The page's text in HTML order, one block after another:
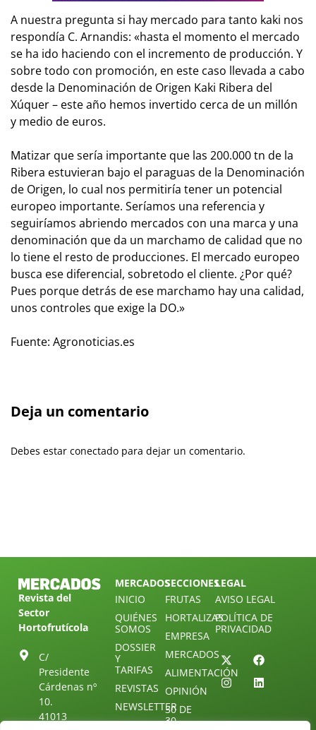
A nuestra pregunta si hay mercado para tanto kaki nos
respondía C. Arnandis: «hasta el momento el mercado
se ha ido haciendo con el incremento de producción. Y
sobre todo con promoción, en este caso llevada a cabo
desde la Denominación de Origen Kaki Ribera del
Xúquer – este año hemos invertido cerca de un millón
y medio de euros.
Matizar que sería importante que las 200.000 tn de la
Ribera estuvieran bajo el paraguas de la Denominación
de Origen, lo cual nos permitiría tener un potencial
europeo importante. Seríamos una referencia y
seguiríamos abriendo mercados con una marca y una
denominación que da un marchamo de calidad que no
lo tiene el resto de producciones. El mercado europeo
busca ese diferencial, sobretodo el cliente. ¿Por qué?
Pues porque detrás de ese marchamo hay una calidad,
unos controles que exige la DO.»
Fuente: Agronoticias.es
Deja un comentario
Debes estar conectado para dejar un comentario.
Revista del
Sector
Hortofrutícola
C/
Presidente
Cárdenas nº
10.
41013
MERCADOS
INICIO
QUIÉNES
SOMOS
DOSSIER
Y
TARIFAS
REVISTAS
NEWSLETTER
SUSCRIPCIÓN
SECCIONES
FRUTAS
HORTALIZAS
EMPRESA
MERCADOS
ALIMENTACIÓN
OPINIÓN
30 DE
30
LEGAL
AVISO LEGAL
POLÍTICA DE
PRIVACIDAD